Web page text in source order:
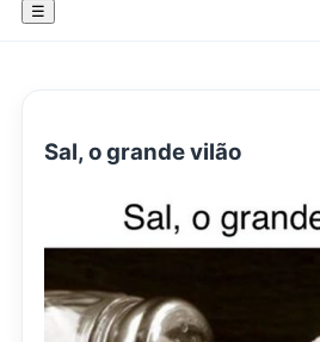
☰
Sal, o grande vilão